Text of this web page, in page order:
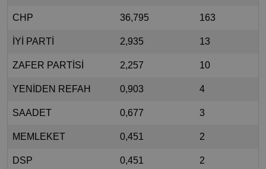
CHP 36,795 163
İYİ PARTİ 2,935 13
ZAFER PARTİSİ 2,257 10
YENİDEN REFAH 0,903 4
SAADET 0,677 3
MEMLEKET 0,451 2
DSP 0,451 2